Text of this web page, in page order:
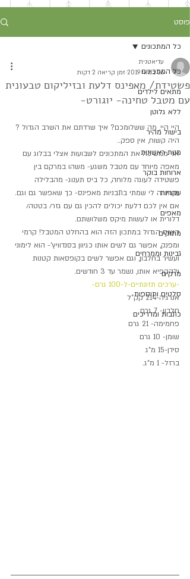
פוסט
כל המתכונים
מתאים לילדים
ללא גלוטן
בישול מהיר
מנות ראשונות
ארוחות בוקר
עקריות
מאפים
מתוקים
גבינות וממרחים
מרקים
סלטים ותוספות
כתבות ומדריכים
כל המתכונים
פשטידת/ מאפינס דלעת ובזיליקום טבעונית
עם מטבל טחינה- יוגורט-
עדיאטנית
26 במאי 2019
זמן קריאה 2 דקות
היי היי, מה ששלומכם? איך שרדתם את השרב הגדול ?
היה קשוח, אין ספק..
אני ממשיכה את המתכונים לשבועות אצלי בבלוג עם
מאפה מיוחד עם מטבל משגע- משהו במרקם בין
פשטידה לעוגה מלוחה, כל ביס תענוג- מהבלילה
שנותרה לי שמתי בתבניות מאפינס- כך שאפשר גם וגם.
אם אין לכם דלעת יכולים להכין גם עם גזר/ בטטה/
דלורית או לעשות מיקס משלושתם.
השוס הגדול במתכון הזה הוא בהחלט המטבל! קרמי
ומפנק, אפשר גם לשים אותו כגיוון בסנדוויץ'- הוא לימוני
ועשיר בחלבון, וגם אפשר לשים בקופסאות קטנות
ולהקפיא אותו, נשמר עד 3 חודשים.
-ערכים תזונתיים-ל-100 גרם-
אנרגיה-214 קק"ל
חלבון- 7 גרם
פחמימה- 21 גרם
שומן- 10 גרם
סידן-15 מ"ג
ברזל- 1 מ"ג.